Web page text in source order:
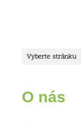
Vyberte stránku
O nás